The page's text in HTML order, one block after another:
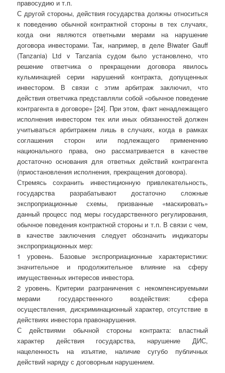
правосудию и т.п.
С другой стороны, действия государства должны относиться
к поведению обычной контрактной стороны в тех случаях,
когда они являются ответными мерами на нарушение
договора инвесторами. Так, например, в деле Biwater Gauff
(Tanzania) Ltd v Tanzania судом было установлено, что
решение ответчика о прекращении договора явилось
кульминацией серии нарушений контракта, допущенных
инвестором. В связи с этим арбитраж заключил, что
действия ответчика представляли собой «обычное поведение
контрагента в договоре» [24]. При этом, факт ненадлежащего
исполнения инвестором тех или иных обязанностей должен
учитываться арбитражем лишь в случаях, когда в рамках
соглашения сторон или подлежащего применению
национального права, оно рассматривается в качестве
достаточно основания для ответных действий контрагента
(приостановления исполнения, прекращения договора).
Стремясь сохранить инвестиционную привлекательность,
государства разрабатывают достаточно сложные
экспроприационные схемы, призванные «маскировать»
данный процесс под меры государственного регулирования,
обычное поведения контрактной стороны и т.п. В связи с чем,
в качестве заключения следует обозначить индикаторы
экспроприационных мер:
1 уровень. Базовые экспроприационные характеристики:
значительное и продолжительное влияние на сферу
имущественных интересов инвестора.
2 уровень. Критерии разграничения с некомпенсируемыми
мерами государственного воздействия: сфера
осуществления, дискриминационный характер, отсутствие в
действиях инвестора правонарушения.
С действиями обычной стороны контракта: властный
характер действия государства, нарушение ДИС,
нацеленность на изъятие, наличие сугубо публичных
действий наряду с договорным нарушением.